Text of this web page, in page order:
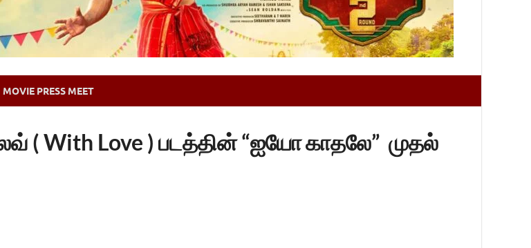
MOVIE PRESS MEET
( With Love ) படத்தின் “ஐயோ காதலே” முதல்